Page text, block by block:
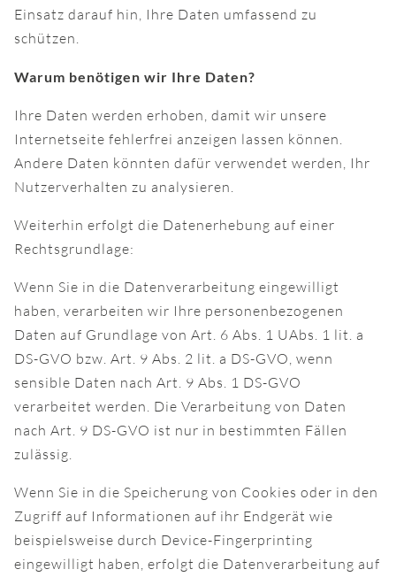
Einsatz darauf hin, Ihre Daten umfassend zu
schützen.
Warum benötigen wir Ihre Daten?
Ihre Daten werden erhoben, damit wir unsere
Internetseite fehlerfrei anzeigen lassen können.
Andere Daten könnten dafür verwendet werden, Ihr
Nutzerverhalten zu analysieren.
Weiterhin erfolgt die Datenerhebung auf einer
Rechtsgrundlage:
Wenn Sie in die Datenverarbeitung eingewilligt
haben, verarbeiten wir Ihre personenbezogenen
Daten auf Grundlage von Art. 6 Abs. 1 UAbs. 1 lit. a
DS-GVO bzw. Art. 9 Abs. 2 lit. a DS-GVO, wenn
sensible Daten nach Art. 9 Abs. 1 DS-GVO
verarbeitet werden. Die Verarbeitung von Daten
nach Art. 9 DS-GVO ist nur in bestimmten Fällen
zulässig.
Wenn Sie in die Speicherung von Cookies oder in den
Zugriff auf Informationen auf ihr Endgerät wie
beispielsweise durch Device-Fingerprinting
eingewilligt haben, erfolgt die Datenverarbeitung auf